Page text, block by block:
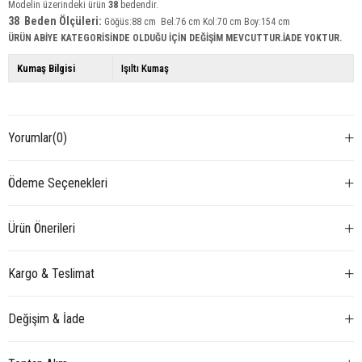
Modelin üzerindeki ürün 38 bedendir.
38 Beden Ölçüleri: Göğüs:88 cm Bel:76 cm Kol:70 cm Boy:154 cm
ÜRÜN ABİYE KATEGORİSİNDE OLDUĞU İÇİN DEĞİŞİM MEVCUTTUR.İADE YOKTUR.
Kumaş Bilgisi Işıltı Kumaş
Yorumlar(0)
Ödeme Seçenekleri
Ürün Önerileri
Kargo & Teslimat
Değişim & İade